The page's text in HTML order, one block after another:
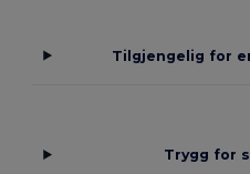
Tilgjengelig for
Trygg for